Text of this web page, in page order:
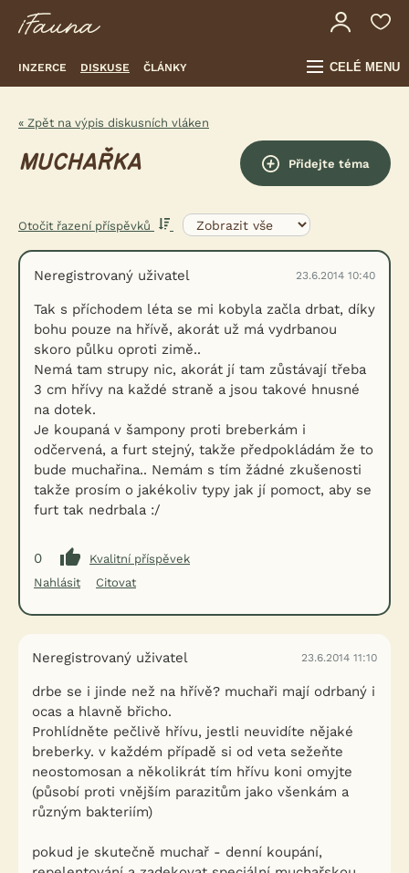
INZERCE DISKUSE ČLÁNKY CELÉ MENU
« Zpět na výpis diskusních vláken
MUCHAŘKA Přidejte téma
Otočit řazení příspěvků
Neregistrovaný uživatel 23.6.2014 10:40
Tak s příchodem léta se mi kobyla začla drbat, díky
bohu pouze na hřívě, akorát už má vydrbanou
skoro půlku oproti zimě..
Nemá tam strupy nic, akorát jí tam zůstávají třeba
3 cm hřívy na každé straně a jsou takové hnusné
na dotek.
Je koupaná v šampony proti breberkám i
odčervená, a furt stejný, takže předpokládám že to
bude muchařina.. Nemám s tím žádné zkušenosti
takže prosím o jakékoliv typy jak jí pomoct, aby se
furt tak nedrbala :/
0
Kvalitní příspěvek
Nahlásit
Citovat
Neregistrovaný uživatel 23.6.2014 11:10
drbe se i jinde než na hřívě? muchaři mají odrbaný i
ocas a hlavně břicho.
Prohlídněte pečlivě hřívu, jestli neuvidíte nějaké
breberky. v každém případě si od veta sežeňte
neostomosan a několikrát tím hřívu koni omyjte
(působí proti vnějším parazitům jako všenkám a
různým bakteriím)
pokud je skutečně muchař - denní koupání,